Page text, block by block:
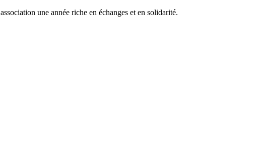
une année riche en échanges et en solidarité.